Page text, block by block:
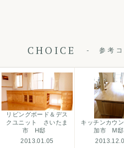
CHOICE 参考
リビングボード＆デス
クユニット さいたま
市 H邸
2013.01.05
キッチンカウ
加市 M